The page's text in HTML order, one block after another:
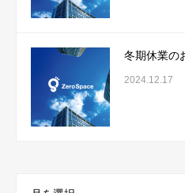
冬期休業の
2024.12.17